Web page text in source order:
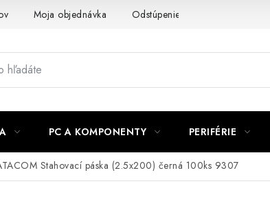
Moja objednávka Odstúpenie od zmluvy
PC A KOMPONENTY PERIFÉRIE
Stahovací páska (2.5x200) černá 100ks 9307